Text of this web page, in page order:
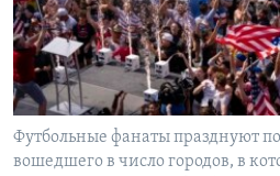
Learning English
СОЦИАЛЬНЫЕ СЕТИ
Футбольные фанаты празднуют
вошедшего в число городов, в